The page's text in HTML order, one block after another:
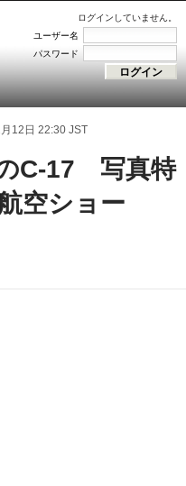
ログインしていません。
ユーザー名
パスワード
12日 22:30 JST
C-17 写真特
空ショー